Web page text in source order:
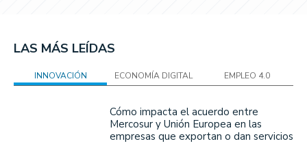
LAS MÁS LEÍDAS
INNOVACIÓN ECONOMÍA DIGITAL EMPLEO 4.0
Cómo impacta el acuerdo entre
Mercosur y Unión Europea en las
empresas que exportan o dan servicios